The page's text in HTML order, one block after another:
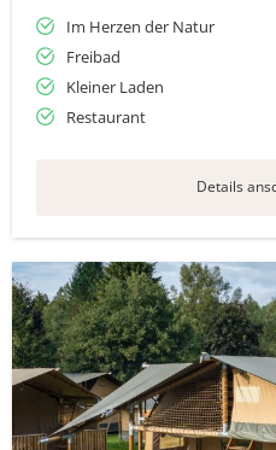
Im Herzen der Natur
Freibad
Kleiner Laden
Restaurant
Details